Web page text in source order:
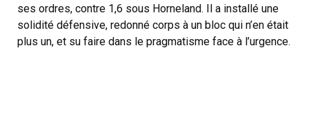
ses ordres, contre 1,6 sous Horneland. Il a installé une
solidité défensive, redonné corps à un bloc qui n’en était
plus un, et su faire dans le pragmatisme face à l’urgence.